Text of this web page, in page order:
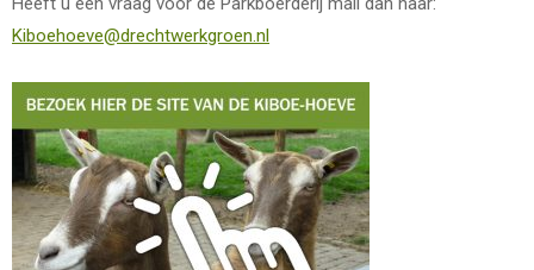
Kiboehoeve@drechtwerkgroen.nl